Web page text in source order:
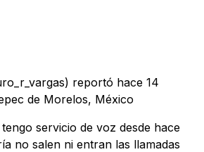
reportó hace 14
de Morelos, México
servicio de voz desde hace
no salen ni entran las llamadas